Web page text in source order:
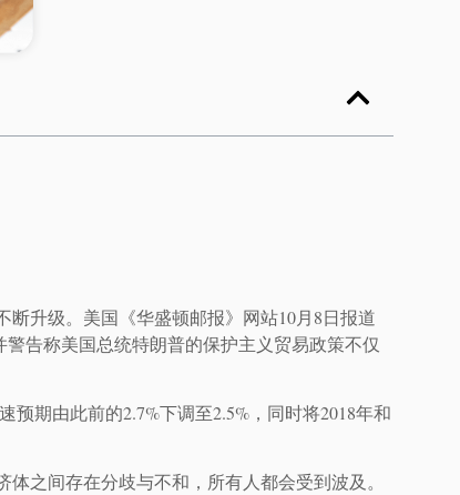
升级。美国《华盛顿邮报》网站10月8日报道
告称美国总统特朗普的保护主义贸易政策不仅
期由此前的2.7%下调至2.5%，同时将2018年和
之间存在分歧与不和，所有人都会受到波及。